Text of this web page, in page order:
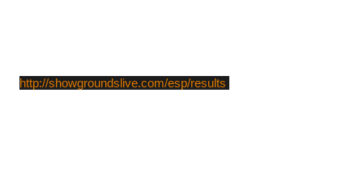
http://showgroundslive.com/esp/results